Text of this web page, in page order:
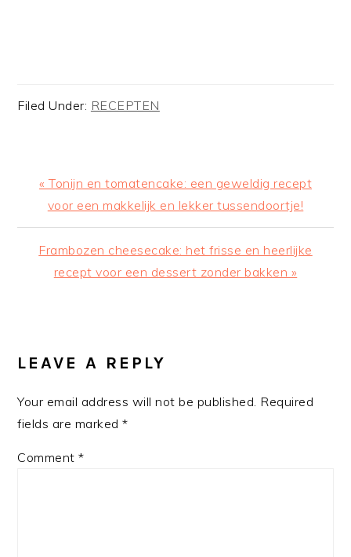
Filed Under: RECEPTEN
Previous
Post:
« Tonijn en tomatencake: een geweldig recept
voor een makkelijk en lekker tussendoortje!
Next
Post:
Frambozen cheesecake: het frisse en heerlijke
recept voor een dessert zonder bakken »
INTERACTIONS
LEAVE A REPLY
Your email address will not be published. Required
fields are marked*
Comment*